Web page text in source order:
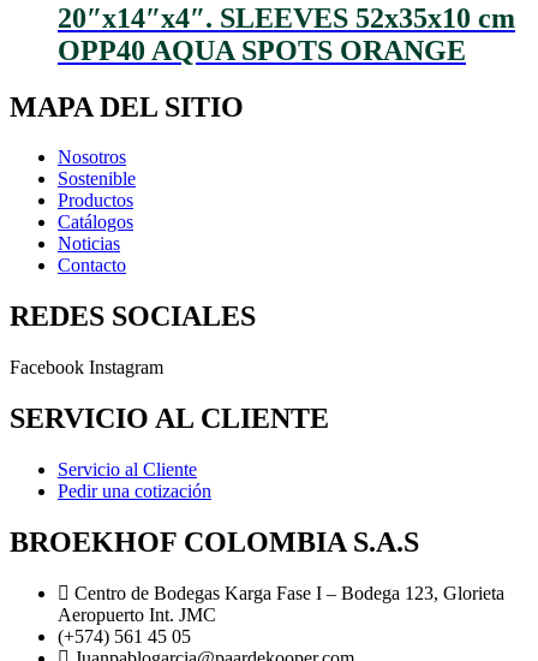
20″x14″x4″. SLEEVES 52x35x10 cm
OPP40 AQUA SPOTS ORANGE
MAPA DEL SITIO
Nosotros
Sostenible
Productos
Catálogos
Noticias
Contacto
REDES SOCIALES
Facebook Instagram
SERVICIO AL CLIENTE
Servicio al Cliente
Pedir una cotización
BROEKHOF COLOMBIA S.A.S
Centro de Bodegas Karga Fase I – Bodega 123, Glorieta
Aeropuerto Int. JMC
(+574) 561 45 05